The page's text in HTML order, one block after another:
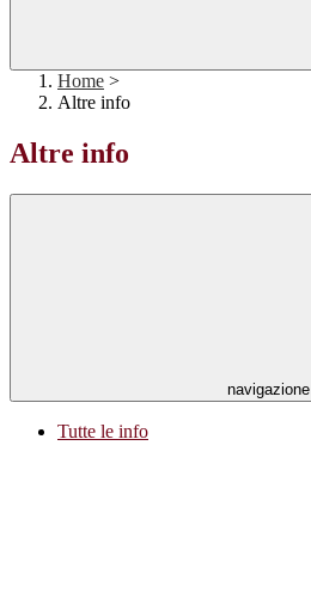
Home >
Altre info
Altre info
navigazione
Tutte le info